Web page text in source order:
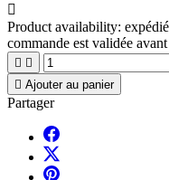

Product availability:
commande est validée
 
 Ajouter au panier
Partager